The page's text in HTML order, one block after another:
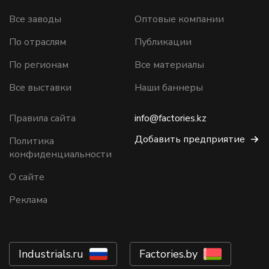
Все заводы
По отраслям
По регионам
Все выставки
Оптовые компании
Публикации
Все материалы
Наши баннеры
Правила сайта
Политика
конфиденциальности
О сайте
Реклама
info@factories.kz
Добавить предприятие
Industrials.ru Factories.by